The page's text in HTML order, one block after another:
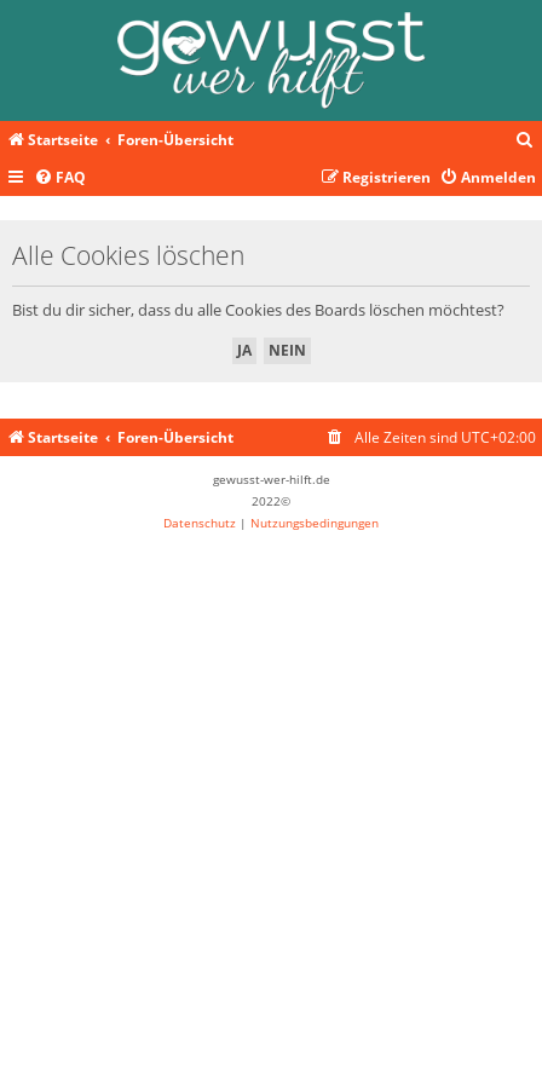
Startseite Foren-Übersicht
c
FAQ Anmelden
Registrieren
Alle Cookies löschen
Bist du dir sicher, dass du alle Cookies des Boards löschen möchtest?
Startseite Foren-Übersicht Alle Zeiten sind UTC+02:00
gewusst-wer-hilft.de
2022©
Datenschutz | Nutzungsbedingungen